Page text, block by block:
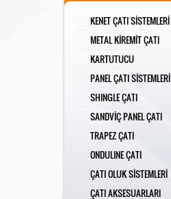
Kar Tutucu
Villa Tipi Kar Tutucu
Kenet Çatı Kartutucu
Kenet Çatı
Metal Kiremit Çatı
VİDEOLAR
İLETİŞİM
KENET ÇATI SİSTEMLERİ
METAL KİREMİT ÇATI
KARTUTUCU
PANEL ÇATI SİSTEMLERİ
SHINGLE ÇATI
SANDVİÇ PANEL ÇATI
TRAPEZ ÇATI
ONDULINE ÇATI
ÇATI OLUK SİSTEMLERİ
ÇATI AKSESUARLARI